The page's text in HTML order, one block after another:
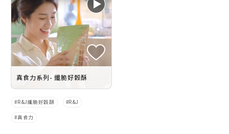
真食力系列- 纖脆好穀酥
R&J纖脆好穀酥 R&J
真食力